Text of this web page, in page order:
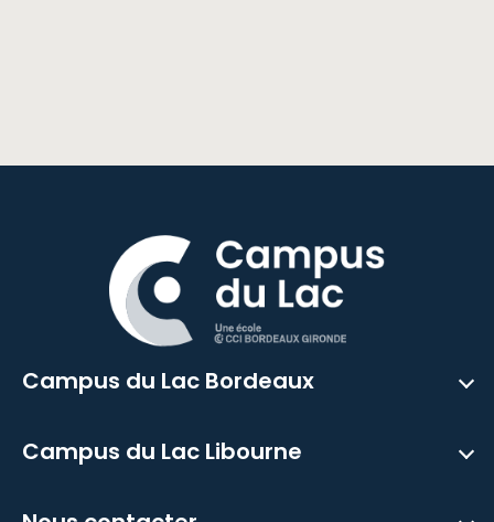
Campus du Lac Bordeaux
Campus du Lac Libourne